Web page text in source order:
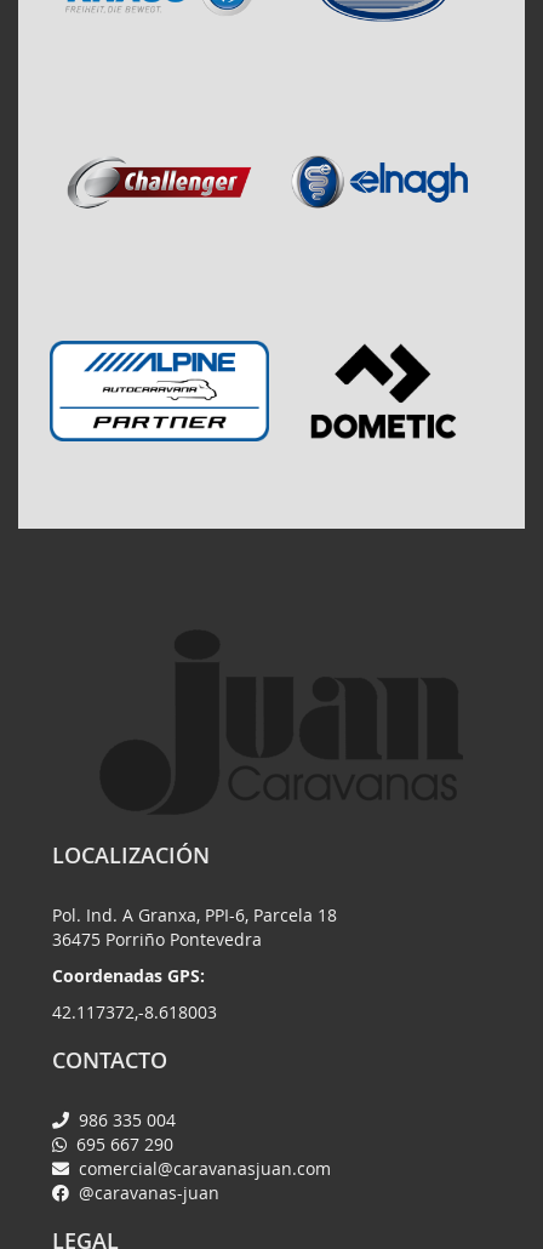
LOCALIZACIÓN
Pol. Ind. A Granxa, PPI-6, Parcela 18
36475 Porriño Pontevedra
Coordenadas GPS:
42.117372,-8.618003
CONTACTO
986 335 004
695 667 290
comercial@caravanasjuan.com
@caravanas-juan
LEGAL